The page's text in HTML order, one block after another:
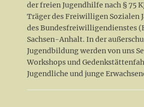
der freien Jugendhilfe nach § 75
Träger des Freiwilligen Sozialen
des Bundesfreiwilligendienstes
Sachsen-Anhalt. In der
Jugendbildung werden von uns
Workshops und
Jugendliche und junge